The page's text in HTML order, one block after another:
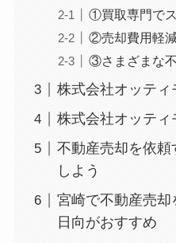
①買取専門で
②売却費用軽
③さまざまな
株式会社オッティ
株式会社オッティ
不動産売却を依
しよう
宮崎で不動産売
日向がおすすめ